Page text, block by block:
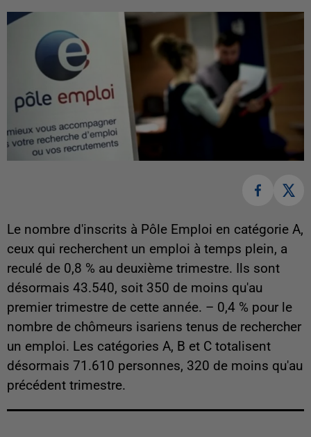
Le nombre d'inscrits à Pôle Emploi en catégorie A,
ceux qui recherchent un emploi à temps plein, a
reculé de 0,8 % au deuxième trimestre. Ils sont
désormais 43.540, soit 350 de moins qu'au
premier trimestre de cette année. – 0,4 % pour le
nombre de chômeurs isariens tenus de rechercher
un emploi. Les catégories A, B et C totalisent
désormais 71.610 personnes, 320 de moins qu'au
précédent trimestre.